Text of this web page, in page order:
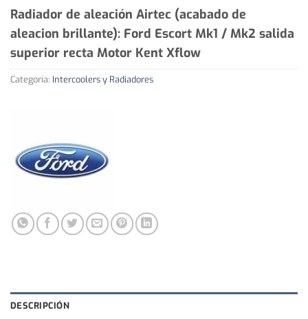
Radiador de aleación Airtec (acabado de
aleacion brillante): Ford Escort Mk1 / Mk2 salida
superior recta Motor Kent Xflow
Categoría: Intercoolers y Radiadores
DESCRIPCIÓN